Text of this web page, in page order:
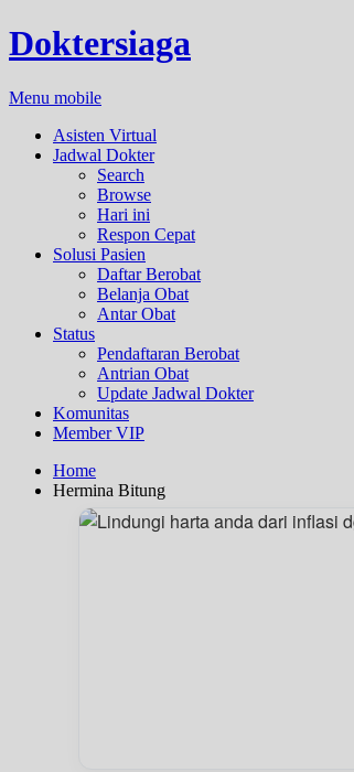
Doktersiaga
Menu mobile
Asisten Virtual
Jadwal Dokter
Search
Browse
Hari ini
Respon Cepat
Solusi Pasien
Daftar Berobat
Belanja Obat
Antar Obat
Status
Pendaftaran Berobat
Antrian Obat
Update Jadwal Dokter
Komunitas
Member VIP
Home
Hermina Bitung